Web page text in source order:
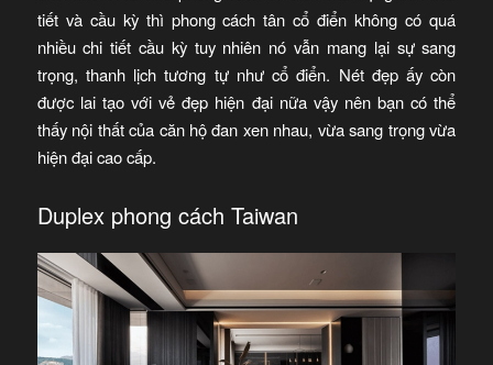
tiết và cầu kỳ thì phong cách tân cổ điển không có quá
nhiều chi tiết cầu kỳ tuy nhiên nó vẫn mang lại sự sang
trọng, thanh lịch tương tự như cổ điển. Nét đẹp ấy còn
được lai tạo với vẻ đẹp hiện đại nữa vậy nên bạn có thể
thấy nội thất của căn hộ đan xen nhau, vừa sang trọng vừa
hiện đại cao cấp.
Duplex phong cách Taiwan